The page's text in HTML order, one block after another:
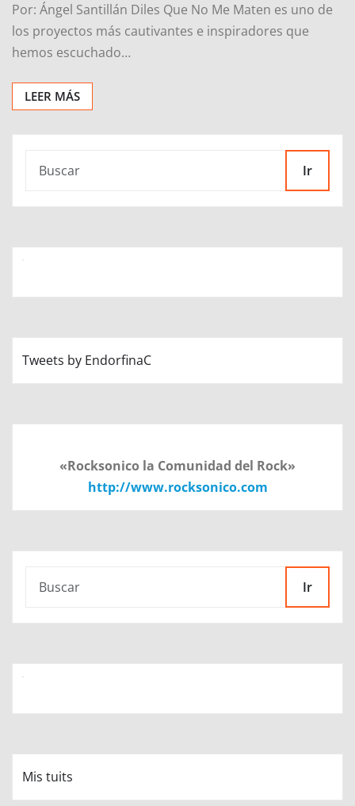
Por: Ángel Santillán Diles Que No Me Maten es uno de
los proyectos más cautivantes e inspiradores que
hemos escuchado…
LEER MÁS
Ir
Tweets by EndorfinaC
«Rocksonico la Comunidad del Rock»
http://www.rocksonico.com
Ir
Mis tuits